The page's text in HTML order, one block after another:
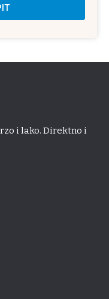
i lako. Direktno i